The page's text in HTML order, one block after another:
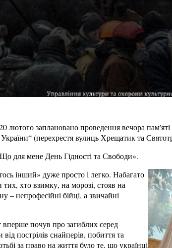
заплановано проведення вечора пам'яті
(перехрестя вулиць Хрещатик та
для мене День Гідності та Свободи».
інший» дуже просто і легко. Набагато
тих, хто взимку, на морозі, стояв на
– непрофесійні бійці, а звичайні
вперше почув про загиблих серед
пострілів снайперів, побиття та
за право на життя було те, що українці